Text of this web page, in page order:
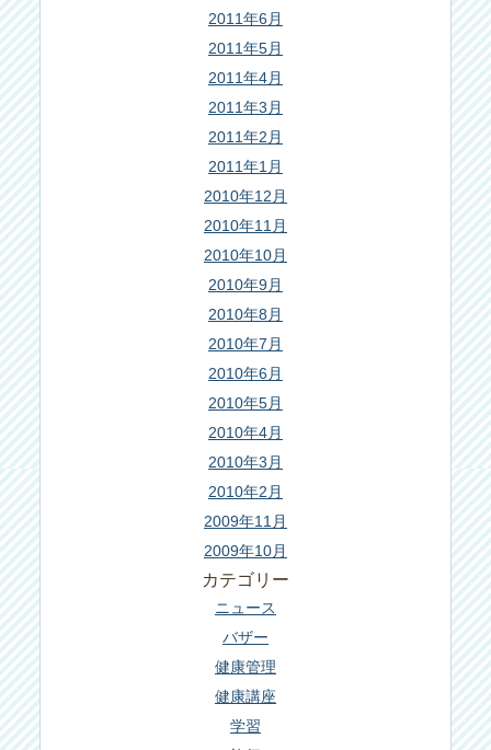
2011年6月
2011年5月
2011年4月
2011年3月
2011年2月
2011年1月
2010年12月
2010年11月
2010年10月
2010年9月
2010年8月
2010年7月
2010年6月
2010年5月
2010年4月
2010年3月
2010年2月
2009年11月
2009年10月
カテゴリー
ニュース
バザー
健康管理
健康講座
学習